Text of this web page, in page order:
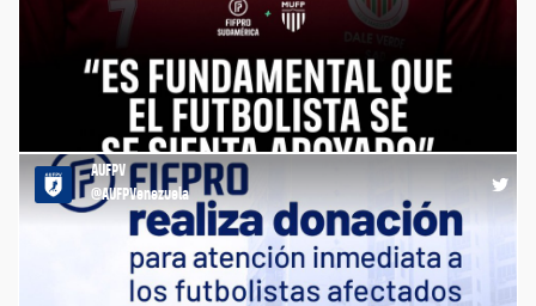
RT @FIFProAmerica: Proteger a la persona detrás del jugador es
un trabajo en equipo. https://t.co/GSAqRknYyv
10:23 15-07-26
AUFPV
@AUFPVenezuela